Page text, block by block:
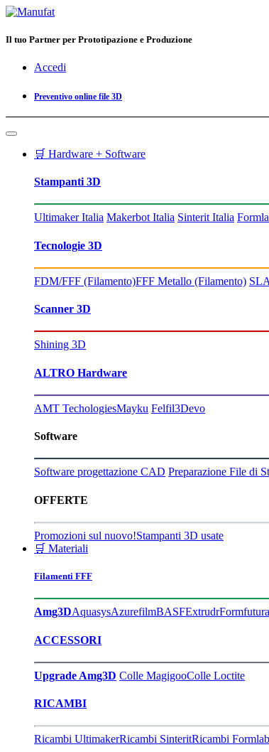
Il tuo Partner per Prototipazione e Produzione
Accedi
Preventivo online file 3D
🛒 Hardware + Software
Stampanti 3D
Ultimaker Italia Makerbot Italia Sinterit Italia
Tecnologie 3D
FDM/FFF (Filamento)FFF Metallo (Filamento)
Scanner 3D
Shining 3D
ALTRO Hardware
AMT TechologiesMayku Felfil3Devo
Software
Software progettazione CAD Preparazione File di
OFFERTE
Promozioni sul nuovo!Stampanti 3D usate
🛒 Materiali
Filamenti FFF
Amg3DAquasysAzurefilmBASFExtrudrFormfutura
ACCESSORI
Upgrade Amg3D Colle MagigooColle Loctite
RICAMBI
Ricambi UltimakerRicambi SinteritRicambi